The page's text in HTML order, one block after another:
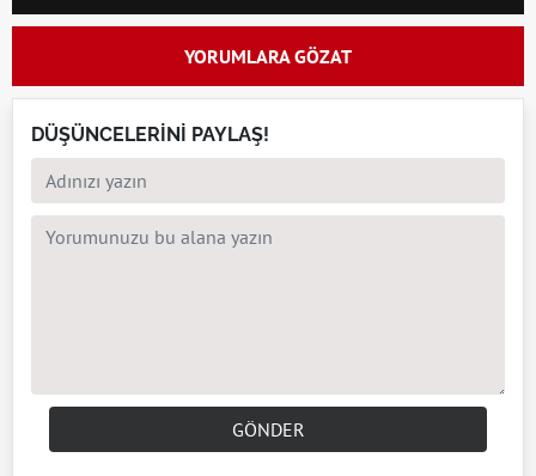
YORUMLARA GÖZAT
DÜŞÜNCELERİNİ PAYLAŞ!
GÖNDER